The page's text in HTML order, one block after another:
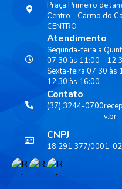
Praça Primeiro de
Centro - Carmo do
CENTRO
Contato
(37) 3244-0700
v.br
Atendimento
Segunda-feira a
07:30 às 11:00 -
Sexta-feira 07:30 às
12:30 às 16:00
CNPJ
18.291.377/0001-02